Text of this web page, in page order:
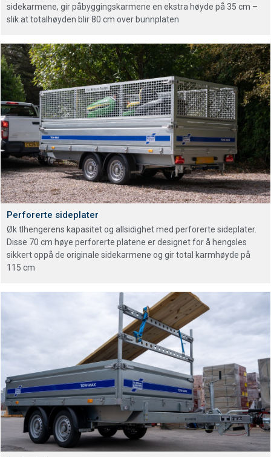
sidekarmene, gir påbyggingskarmene en ekstra høyde på 35 cm –
slik at totalhøyden blir 80 cm over bunnplaten
Perforerte sideplater
Øk tlhengerens kapasitet og allsidighet med perforerte sideplater.
Disse 70 cm høye perforerte platene er designet for å hengsles
sikkert oppå de originale sidekarmene og gir total karmhøyde på
115 cm